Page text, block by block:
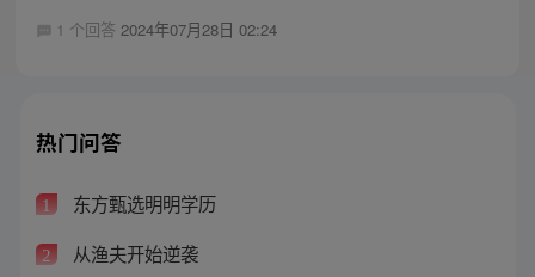
1 个回答 2024年07月28日 02:24
热门问答
1 东方甄选明明学历
2 从渔夫开始逆袭